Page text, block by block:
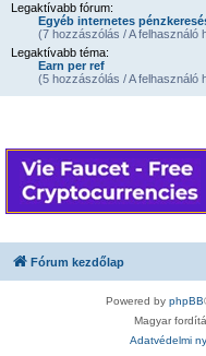
Legaktívabb fórum:
Egyéb internetes
(7 hozzászólás / A felhasználó
Legaktívabb téma:
Earn per ref
(5 hozzászólás / A felhasználó
Fórum kezdőlap
Powered by phpBB
Magyar
Adatvédelmi